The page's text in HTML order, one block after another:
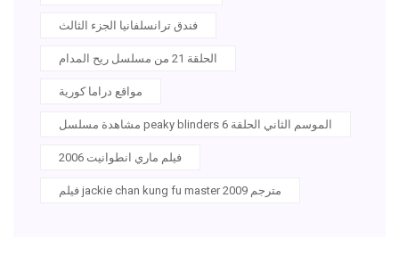
فندق ترانسلفانيا الجزء الثالث
الحلقة 21 من مسلسل ريح المدام
مواقع دراما كورية
مشاهدة مسلسل peaky blinders الموسم الثاني الحلقة 6
فيلم ماري انطوانيت 2006
فيلم jackie chan kung fu master 2009 مترجم